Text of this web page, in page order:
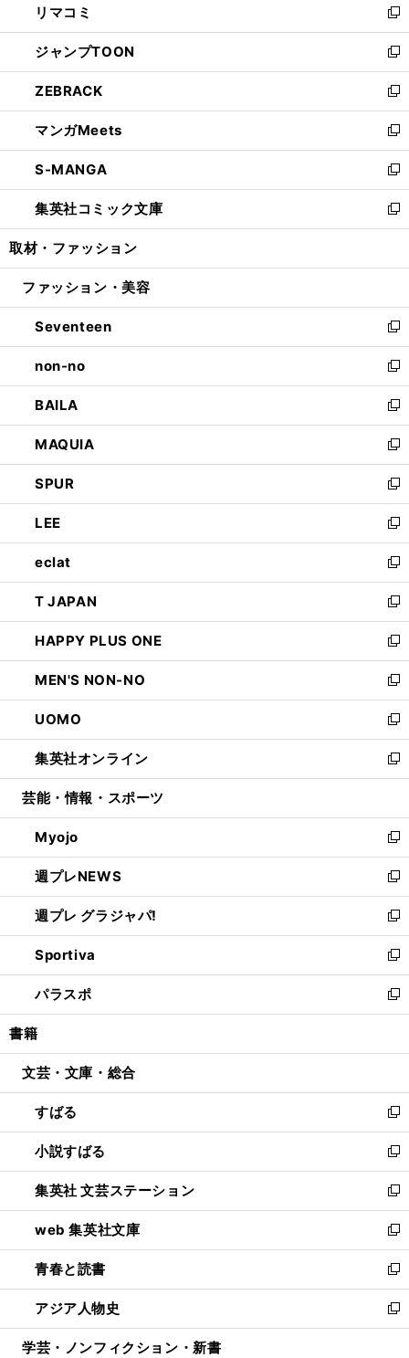
で
開
く
ド
ウ
で
開
く
ィ
ン
ド
ウ
で
開
く
い
ウ
ィ
ン
ド
ウ
で
開
く
リマコミ
新
し
い
ウ
ィ
ン
ド
ウ
で
開
く
ジャンプTOON
新
し
い
ウ
ィ
ン
ド
ウ
で
開
ZEBRACK
新
し
い
ウ
ィ
ン
ド
ウ
開
マンガMeets
新
し
い
ウ
ィ
ン
ウ
開
く
S-MANGA
新
し
い
ウ
ン
ウ
で
開
く
集英社コミック文庫
新
し
ウ
ン
ド
ウ
で
開
く
取材・ファッション
ファッション・美容
Seventeen
新
し
い
ウ
ィ
ン
ド
ウ
で
開
く
non-no
新
し
い
ウ
ィ
ン
ド
ウ
で
開
く
BAILA
新
し
い
ウ
ィ
ン
ド
ウ
で
開
く
MAQUIA
新
し
い
ウ
ィ
ン
ド
ウ
で
開
く
SPUR
新
し
い
ウ
ィ
ン
ド
ウ
で
開
く
LEE
新
し
い
ウ
ィ
ン
ド
ウ
で
開
く
eclat
新
し
い
ウ
ィ
ン
ド
ウ
で
開
く
T JAPAN
新
し
い
ウ
ィ
ン
ド
ウ
で
開
HAPPY PLUS ONE
新
し
い
ウ
ィ
ン
ド
ウ
開
く
MEN'S NON-NO
新
し
い
ウ
ィ
ン
ウ
で
開
く
UOMO
新
し
い
ウ
ン
ド
ウ
で
開
く
集英社オンライン
新
し
ウ
ィ
ン
ド
ウ
で
開
く
芸能・情報・スポーツ
Myojo
新
し
い
ウ
ィ
ン
ド
ウ
で
開
週プレNEWS
新
し
い
ウ
ィ
ン
ド
ウ
開
週プレ グラジャパ!
新
し
い
ウ
ィ
ン
ウ
開
く
Sportiva
新
し
い
ウ
ン
ウ
で
開
く
パラスポ
新
し
ウ
ン
ド
ウ
で
開
く
書籍
文芸・文庫・総合
すばる
新
し
い
ウ
ィ
ン
ド
ウ
で
開
く
小説すばる
新
し
い
ウ
ィ
ン
ド
ウ
で
開
集英社 文芸ステーション
新
し
い
ウ
ィ
ン
ド
ウ
web 集英社文庫
新
し
い
ウ
ィ
ン
青春と読書
新
し
い
ウ
アジア人物史
新
し
学芸・ノンフィクション・新書